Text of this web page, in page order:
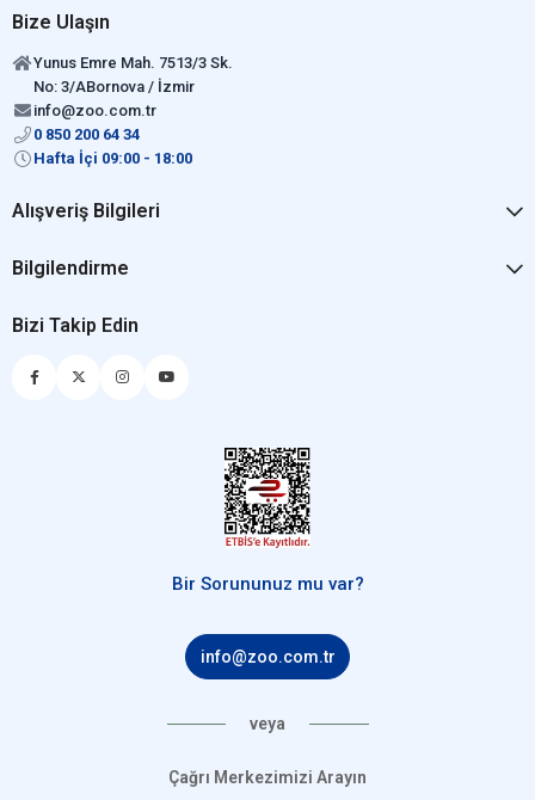
Bize Ulaşın
Yunus Emre Mah. 7513/3 Sk.
No: 3/ABornova / İzmir
info@zoo.com.tr
0 850 200 64 34
Hafta İçi 09:00 - 18:00
Alışveriş Bilgileri
Bilgilendirme
Bizi Takip Edin
Bir Sorununuz mu var?
info@zoo.com.tr
veya
Çağrı Merkezimizi Arayın